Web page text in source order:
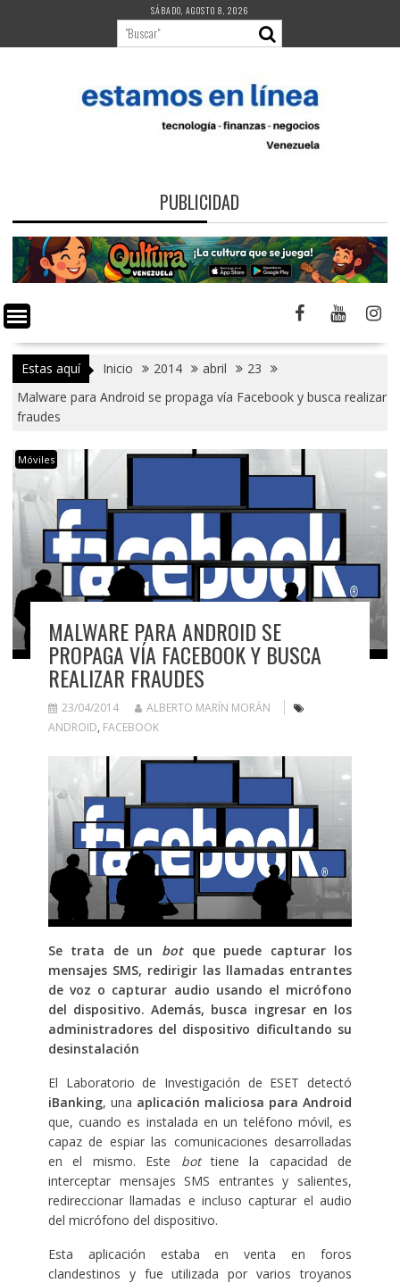
contenido
SÁBADO, AGOSTO 8, 2026
PUBLICIDAD
Estas aquí Inicio 2014 abril
23
Malware para Android se propaga vía Facebook y busca realizar
fraudes
Móviles
MALWARE PARA ANDROID SE
PROPAGA VÍA FACEBOOK Y BUSCA
REALIZAR FRAUDES
23/04/2014
ALBERTO MARÍN MORÁN
ANDROID, FACEBOOK
Se trata de un botque puede capturar los
mensajes SMS, redirigir las llamadas entrantes
de voz o capturar audio usando el micrófono
del dispositivo. Además, busca ingresar en los
administradores del dispositivo dificultando su
desinstalación
El Laboratorio de Investigación de ESET detectó
iBanking, una aplicación maliciosa para Android
que, cuando es instalada en un teléfono móvil, es
capaz de espiar las comunicaciones desarrolladas
en el mismo. Este bottiene la capacidad de
interceptar mensajes SMS entrantes y salientes,
redireccionar llamadas e incluso capturar el audio
del micrófono del dispositivo.
Esta aplicación estaba en venta en foros
clandestinos y fue utilizada por varios troyanos